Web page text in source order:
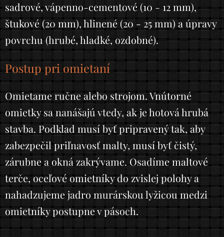
sadrové, vápenno-cementové (10 - 12 mm),
štukové (20 mm), hlinené (20 - 25 mm) a úpravy
povrchu (hrubé, hladké, ozdobné).
Postup pri omietaní
Omietame ručne alebo strojom. Vnútorné
omietky sa nanášajú vtedy, ak je hotová hrubá
stavba. Podklad musí byť pripravený tak, aby
zabezpečil priľnavosť malty, musí byť čistý,
zárubne a okná zakrývame. Osadíme maltové
terče, oceľové omietníky do zvislej polohy a
nahadzujeme jadro murárskou lyžicou medzi
omietníky postupne v pásoch.